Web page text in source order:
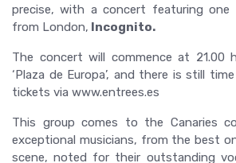
precise, with a concert featuring
from London, Incognito.
The concert will commence at 21.00
‘Plaza de Europa’, and there is still
tickets via www.entrees.es
This group comes to the Canaries
exceptional musicians, from the best
scene, noted for their outstanding